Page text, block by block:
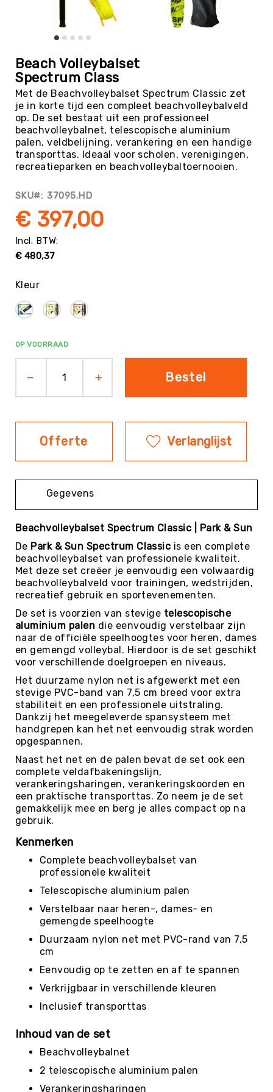
Atletiek
Badminton
Basketbal
Beachvolleybal
Boksen
Boogschieten
Biljart
/
Pool
Cricket
Curling
Dans
Fitness
Floorball
Frisbee
Discgolf
Golf
Hockey
Softbal
Jeu
de
Boules
KanJam
Kin-
Ball
&
Omnikin®
Klimmen
Korfbal
Knotshockey
Lacrosse
Mountainbiken
(MTB)
Oriëntatie
Padel
Pickleball
Pilates
Poull
Ball
Rugby
Scouting/Outdoor
Slacklinen
Skate
Sporten
Speedbadminton
Spikeball
Steppen
Tafeltennis
Tafelvoetbal
Tchoukbal
Tchouks
Tchoukbal
Ballen
naar
het
begin
van
de
afbeeldingen-
gallerij
Beach Volleybalset
Spectrum Class
Met de Beachvolleybalset Spectrum Classic zet
je in korte tijd een compleet beachvolleybalveld
op. De set bestaat uit een professioneel
beachvolleybalnet, telescopische aluminium
palen, veldbelijning, verankering en een handige
transporttas. Ideaal voor scholen, verenigingen,
recreatieparken en beachvolleybaltoernooien.
SKU 37095.HD
€ 480,37
€ 397,00
Kleur
OP VOORRAAD
Bestel
Offerte Verlanglijst
Gegevens
Beachvolleybalset Spectrum Classic | Park & Sun
De Park & Sun Spectrum Classic is een complete
beachvolleybalset van professionele kwaliteit.
Met deze set creëer je eenvoudig een volwaardig
beachvolleybalveld voor trainingen, wedstrijden,
recreatief gebruik en sportevenementen.
De set is voorzien van stevige telescopische
aluminium palen die eenvoudig verstelbaar zijn
naar de officiële speelhoogtes voor heren, dames
en gemengd volleybal. Hierdoor is de set geschikt
voor verschillende doelgroepen en niveaus.
Het duurzame nylon net is afgewerkt met een
stevige PVC-band van 7,5 cm breed voor extra
stabiliteit en een professionele uitstraling.
Dankzij het meegeleverde spansysteem met
handgrepen kan het net eenvoudig strak worden
opgespannen.
Naast het net en de palen bevat de set ook een
complete veldafbakeningslijn,
verankeringsharingen, verankeringskoorden en
een praktische transporttas. Zo neem je de set
gemakkelijk mee en berg je alles compact op na
gebruik.
Kenmerken
Complete beachvolleybalset van
professionele kwaliteit
Telescopische aluminium palen
Verstelbaar naar heren-, dames- en
gemengde speelhoogte
Duurzaam nylon net met PVC-rand van 7,5
cm
Eenvoudig op te zetten en af te spannen
Verkrijgbaar in verschillende kleuren
Inclusief transporttas
Inhoud van de set
Beachvolleybalnet
2 telescopische aluminium palen
Verankeringsharingen